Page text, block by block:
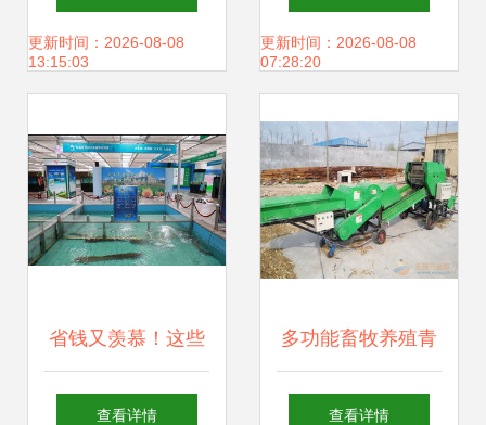
年销售额达1.2亿元
更新时间：2026-08-08
13:15:03
计困局下的产业链
更新时间：2026-08-08
07:28:20
省钱又羡慕！这些
网友喜获2018长春
查看详情
多功能畜牧养殖青
贮饲料打捆包膜机
查看详情